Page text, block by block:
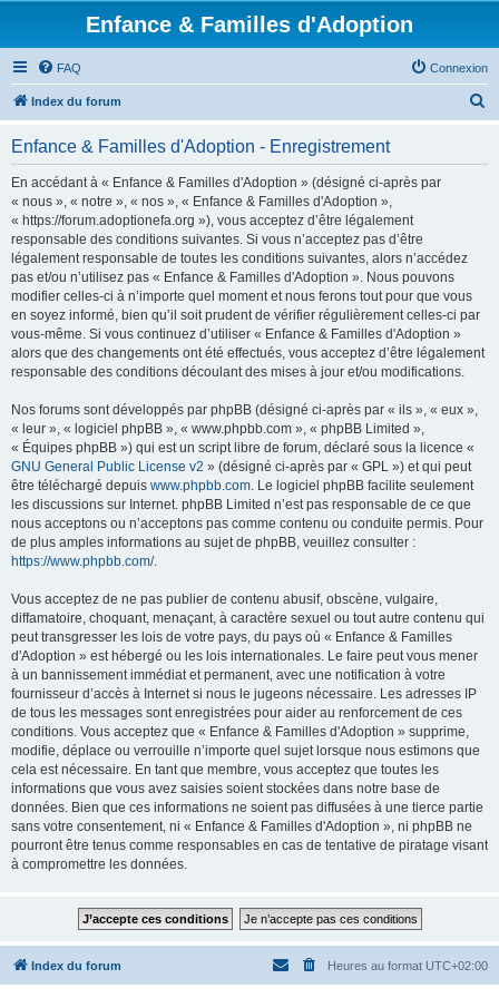
Enfance & Familles d'Adoption
FAQ Connexion
Index du forum
Enfance & Familles d'Adoption - Enregistrement
En accédant à « Enfance & Familles d'Adoption » (désigné ci-après par
« nous », « notre », « nos », « Enfance & Familles d'Adoption »,
« https://forum.adoptionefa.org »), vous acceptez d’être légalement
responsable des conditions suivantes. Si vous n’acceptez pas d’être
légalement responsable de toutes les conditions suivantes, alors n’accédez
pas et/ou n’utilisez pas « Enfance & Familles d'Adoption ». Nous pouvons
modifier celles-ci à n’importe quel moment et nous ferons tout pour que vous
en soyez informé, bien qu’il soit prudent de vérifier régulièrement celles-ci par
vous-même. Si vous continuez d’utiliser « Enfance & Familles d'Adoption »
alors que des changements ont été effectués, vous acceptez d’être légalement
responsable des conditions découlant des mises à jour et/ou modifications.
Nos forums sont développés par phpBB (désigné ci-après par « ils », « eux »,
« leur », « logiciel phpBB », « www.phpbb.com », « phpBB Limited »,
« Équipes phpBB ») qui est un script libre de forum, déclaré sous la licence «
GNU General Public License v2 » (désigné ci-après par « GPL ») et qui peut
être téléchargé depuis www.phpbb.com. Le logiciel phpBB facilite seulement
les discussions sur Internet. phpBB Limited n’est pas responsable de ce que
nous acceptons ou n’acceptons pas comme contenu ou conduite permis. Pour
de plus amples informations au sujet de phpBB, veuillez consulter :
https://www.phpbb.com/.
Vous acceptez de ne pas publier de contenu abusif, obscène, vulgaire,
diffamatoire, choquant, menaçant, à caractère sexuel ou tout autre contenu qui
peut transgresser les lois de votre pays, du pays où « Enfance & Familles
d'Adoption » est hébergé ou les lois internationales. Le faire peut vous mener
à un bannissement immédiat et permanent, avec une notification à votre
fournisseur d’accès à Internet si nous le jugeons nécessaire. Les adresses IP
de tous les messages sont enregistrées pour aider au renforcement de ces
conditions. Vous acceptez que « Enfance & Familles d'Adoption » supprime,
modifie, déplace ou verrouille n’importe quel sujet lorsque nous estimons que
cela est nécessaire. En tant que membre, vous acceptez que toutes les
informations que vous avez saisies soient stockées dans notre base de
données. Bien que ces informations ne soient pas diffusées à une tierce partie
sans votre consentement, ni « Enfance & Familles d'Adoption », ni phpBB ne
pourront être tenus comme responsables en cas de tentative de piratage visant
à compromettre les données.
Index du forum Heures au format UTC+02:00